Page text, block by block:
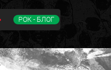
РОК - БЛОГ